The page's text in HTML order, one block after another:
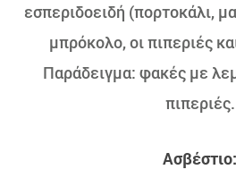
εσπεριδοειδή (πορτοκάλι,
μπρόκολο, οι πιπεριές
Παράδειγμα: φακές με
πιπεριές.
Ασβέστιο: